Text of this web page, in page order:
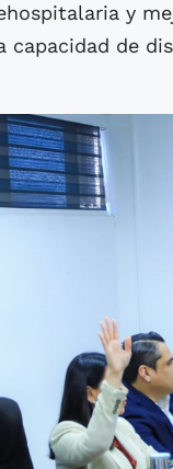
y
capacidad de